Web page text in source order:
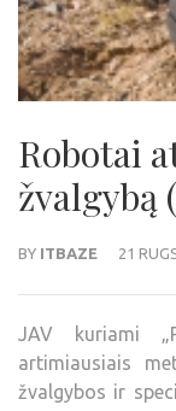
Robotai
žvalgybą
BY ITBAZE 21
JAV kuriami
artimiausiais
žvalgybos ir